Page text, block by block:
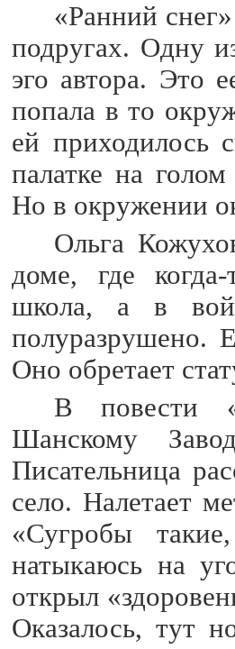
«Ранний
подругах. Одну
эго автора. Это
попала в то
ей приходилось
палатке на
Но в окружении
Ольга
доме, где
школа, а в
полуразрушено.
Оно обретает
В повести
Шанскому
Писательница
село. Налетает
«Сугробы
натыкаюсь на
открыл
Оказалось, тут